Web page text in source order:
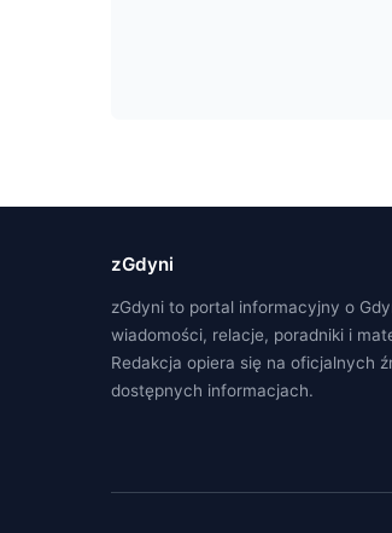
zGdyni
zGdyni to portal informacyjny o
wiadomości, relacje, poradniki i
Redakcja opiera się na oficjalnych
dostępnych informacjach.